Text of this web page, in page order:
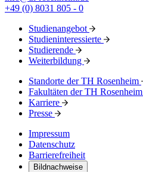
+49 (0) 8031 805 - 0
Studienangebot
Studieninteressierte
Studierende
Weiterbildung
Standorte der TH Rosenheim
Fakultäten der TH Rosenheim
Karriere
Presse
Impressum
Datenschutz
Barrierefreiheit
Bildnachweise